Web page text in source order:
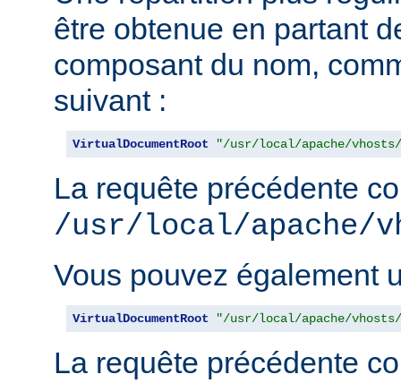
être obtenue en partant
composant du nom,
suivant :
VirtualDocumentRoot "/usr/local/apache/vhosts/
La requête précédente
/usr/local/apache/
Vous pouvez également
VirtualDocumentRoot "/usr/local/apache/vhosts/
La requête précédente